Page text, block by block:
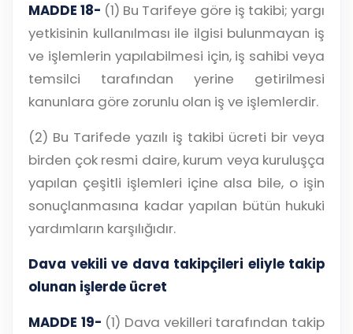
MADDE 18- (1) Bu Tarifeye göre iş takibi; yargı
yetkisinin kullanılması ile ilgisi bulunmayan iş
ve işlemlerin yapılabilmesi için, iş sahibi veya
temsilci tarafından yerine getirilmesi
kanunlara göre zorunlu olan iş ve işlemlerdir.
(2) Bu Tarifede yazılı iş takibi ücreti bir veya
birden çok resmi daire, kurum veya kuruluşça
yapılan çeşitli işlemleri içine alsa bile, o işin
sonuçlanmasına kadar yapılan bütün hukuki
yardımların karşılığıdır.
Dava vekili ve dava takipçileri eliyle takip
olunan işlerde ücret
MADDE 19- (1) Dava vekilleri tarafından takip